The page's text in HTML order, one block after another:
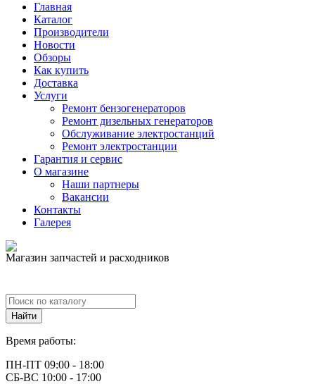
Главная
Каталог
Производители
Новости
Обзоры
Как купить
Доставка
Услуги
Ремонт бензогенераторов
Ремонт дизельных генераторов
Обслуживание электростанций
Ремонт электростанции
Гарантия и сервис
О магазине
Наши партнеры
Вакансии
Контакты
Галерея
Магазин запчастей и расходников
Время работы:
ПН-ПТ 09:00 - 18:00
СБ-ВС 10:00 - 17:00